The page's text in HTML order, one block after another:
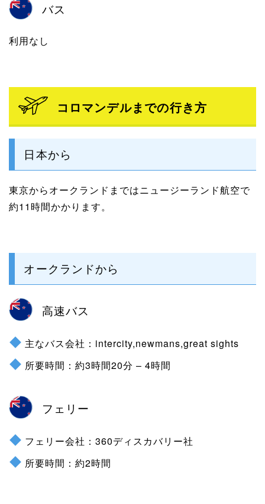
バス
利用なし
コロマンデルまでの行き方
日本から
東京からオークランドまではニュージーランド航空で
約11時間かかります。
オークランドから
高速バス
主なバス会社：intercity,newmans,great sights
所要時間：約3時間20分 – 4時間
フェリー
フェリー会社：360ディスカバリー社
所要時間：約2時間